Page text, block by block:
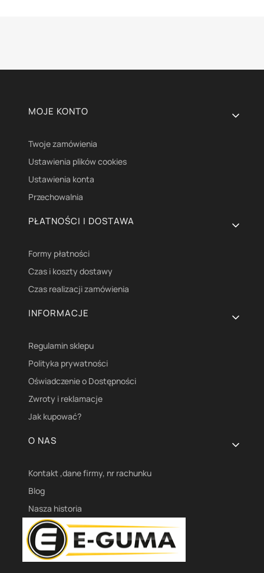
Linki w stopce
MOJE KONTO
Twoje zamówienia
Ustawienia plików cookies
Ustawienia konta
Przechowalnia
PŁATNOŚCI I DOSTAWA
Formy płatności
Czas i koszty dostawy
Czas realizacji zamówienia
INFORMACJE
Regulamin sklepu
Polityka prywatności
Oświadczenie o Dostępności
Zwroty i reklamacje
Jak kupować?
O NAS
Kontakt ,dane firmy, nr rachunku
Blog
Nasza historia